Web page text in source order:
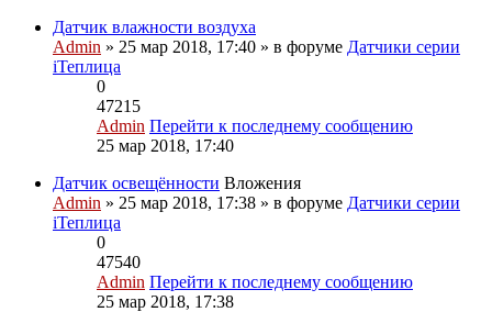
Датчик влажности воздуха
Admin » 25 мар 2018, 17:40 » в форуме Датчики серии
iТеплица
0
47215
Admin Перейти к последнему сообщению
25 мар 2018, 17:40
Датчик освещённости Вложения
Admin » 25 мар 2018, 17:38 » в форуме Датчики серии
iТеплица
0
47540
Admin Перейти к последнему сообщению
25 мар 2018, 17:38